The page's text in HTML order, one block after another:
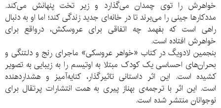
خواهرش را توی چمدان می‌گذارد و زیر تخت پنهانش می‌کند.
مددکارها جینی را می‌برند تا در خانه‌ای جدید زندگی کند؛ اما او به دنبال
راهی است که بفهمد چه اتفاقی برای عروسکش، درواقع برای
خواهرش افتاده است.
بنجمین لادویگ در کتاب «خواهر عروسکی» ماجرای رنج و دلتنگی و
بحران‌های احساسی یک کودک مبتلا به اوتیسم را به زیبایی به تصویر
کشیده است. این اثر داستانی تاثیرگذار، کنایه‌آمیز و هشداردهنده
است. این اثر با ترجمه‌ی بهناز پیری به همت انتشارات پرتقال برای
نوجوانان منتشر شده است.